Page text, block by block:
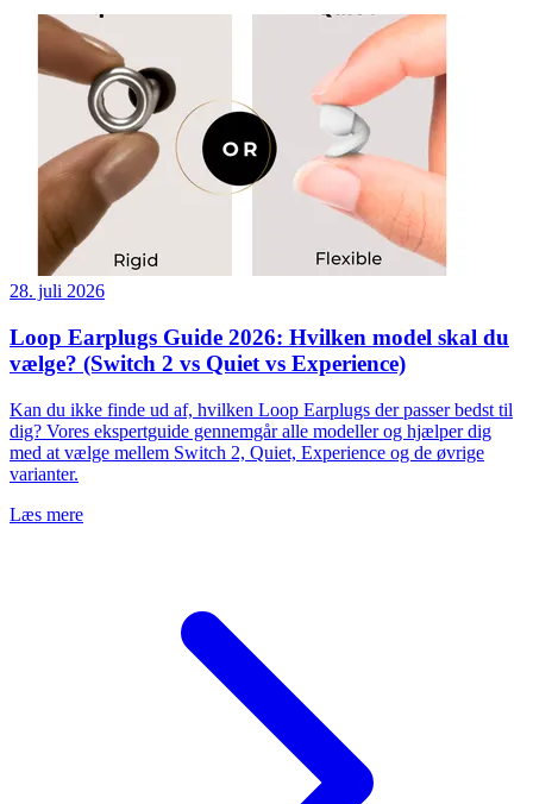
28. juli 2026
Loop Earplugs Guide 2026: Hvilken model skal du
vælge? (Switch 2 vs Quiet vs Experience)
Kan du ikke finde ud af, hvilken Loop Earplugs der passer bedst til
dig? Vores ekspertguide gennemgår alle modeller og hjælper dig
med at vælge mellem Switch 2, Quiet, Experience og de øvrige
varianter.
Læs mere